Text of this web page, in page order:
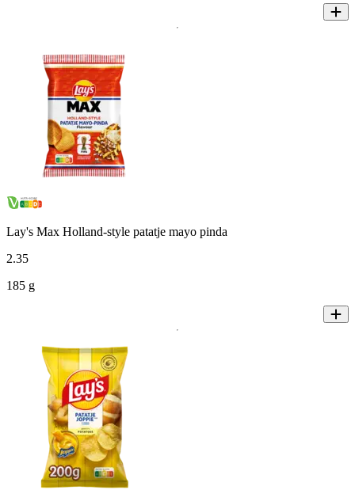
Lay's Max Holland-style patatje mayo pinda
2.35
185 g